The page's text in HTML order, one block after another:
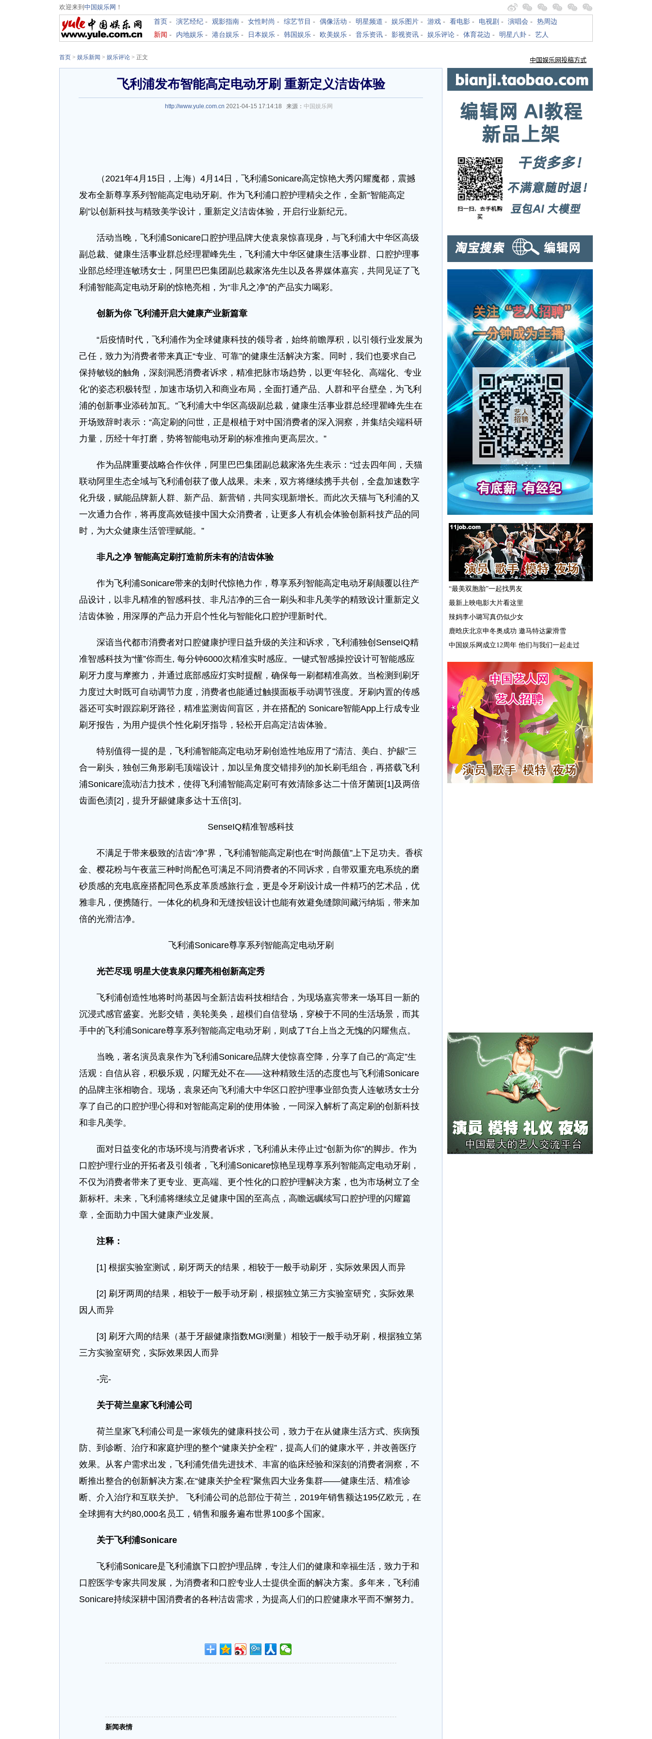
欢迎来到 中国娱乐网 ！
首页 - 演艺经纪 - 观影指南 - 女性时尚 - 综艺节目 - 偶像活动 - 明星频道 - 娱乐图片 - 游戏 - 看电影 - 电视剧 - 演唱会 - 热周边
新闻 - 内地娱乐 - 港台娱乐 - 日本娱乐 - 韩国娱乐 - 欧美娱乐 - 音乐资讯 - 影视资讯 - 娱乐评论 - 体育花边 - 明星八卦 - 艺人
首页 > 娱乐新闻 > 娱乐评论 > 正文
飞利浦发布智能高定电动牙刷 重新定义洁齿体验
http://www.yule.com.cn 2021-04-15 17:14:18 来源： 中国娱乐网
（2021年4月15日，上海）4月14日，飞利浦Sonicare高定惊艳大秀闪耀魔都，震撼
发布全新尊享系列智能高定电动牙刷。作为飞利浦口腔护理精尖之作，全新“智能高定
刷”以创新科技与精致美学设计，重新定义洁齿体验，开启行业新纪元。
活动当晚，飞利浦Sonicare口腔护理品牌大使袁泉惊喜现身，与飞利浦大中华区高级
副总裁、健康生活事业群总经理瞿峰先生，飞利浦大中华区健康生活事业群、口腔护理事
业部总经理连敏琇女士，阿里巴巴集团副总裁家洛先生以及各界媒体嘉宾，共同见证了飞
利浦智能高定电动牙刷的惊艳亮相，为“非凡之净”的产品实力喝彩。
创新为你 飞利浦开启大健康产业新篇章
“后疫情时代，飞利浦作为全球健康科技的领导者，始终前瞻厚积，以引领行业发展为
己任，致力为消费者带来真正“专业、可靠”的健康生活解决方案。同时，我们也要求自己
保持敏锐的触角，深刻洞悉消费者诉求，精准把脉市场趋势，以更‘年轻化、高端化、专业
化’的姿态积极转型，加速市场切入和商业布局，全面打通产品、人群和平台壁垒，为飞利
浦的创新事业添砖加瓦。”飞利浦大中华区高级副总裁，健康生活事业群总经理瞿峰先生在
开场致辞时表示：“高定刷的问世，正是根植于对中国消费者的深入洞察，并集结尖端科研
力量，历经十年打磨，势将智能电动牙刷的标准推向更高层次。”
作为品牌重要战略合作伙伴，阿里巴巴集团副总裁家洛先生表示：“过去四年间，天猫
联动阿里生态全域与飞利浦创获了傲人战果。未来，双方将继续携手共创，全盘加速数字
化升级，赋能品牌新人群、新产品、新营销，共同实现新增长。而此次天猫与飞利浦的又
一次通力合作，将再度高效链接中国大众消费者，让更多人有机会体验创新科技产品的同
时，为大众健康生活管理赋能。”
非凡之净 智能高定刷打造前所未有的洁齿体验
作为飞利浦Sonicare带来的划时代惊艳力作，尊享系列智能高定电动牙刷颠覆以往产
品设计，以非凡精准的智感科技、非凡洁净的三合一刷头和非凡美学的精致设计重新定义
洁齿体验，用深厚的产品力开启个性化与智能化口腔护理新时代。
深谙当代都市消费者对口腔健康护理日益升级的关注和诉求，飞利浦独创SenseIQ精
准智感科技为“懂”你而生, 每分钟6000次精准实时感应。一键式智感操控设计可智能感应
刷牙力度与摩擦力，并通过底部感应灯实时提醒，确保每一刷都精准高效。当检测到刷牙
力度过大时既可自动调节力度，消费者也能通过触摸面板手动调节强度。牙刷内置的传感
器还可实时跟踪刷牙路径，精准监测齿间盲区，并在搭配的 Sonicare智能App上行成专业
刷牙报告，为用户提供个性化刷牙指导，轻松开启高定洁齿体验。
特别值得一提的是，飞利浦智能高定电动牙刷创造性地应用了“清洁、美白、护龈”三
合一刷头，独创三角形刷毛顶端设计，加以呈角度交错排列的加长刷毛组合，再搭载飞利
浦Sonicare流动洁力技术，使得飞利浦智能高定刷可有效清除多达二十倍牙菌斑[1]及两倍
齿面色渍[2]，提升牙龈健康多达十五倍[3]。
SenseIQ精准智感科技
不满足于带来极致的洁齿“净”界，飞利浦智能高定刷也在“时尚颜值”上下足功夫。香槟
金、樱花粉与午夜蓝三种时尚配色可满足不同消费者的不同诉求，自带双重充电系统的磨
砂质感的充电底座搭配同色系皮革质感旅行盒，更是令牙刷设计成一件精巧的艺术品，优
雅非凡，便携随行。一体化的机身和无缝按钮设计也能有效避免缝隙间藏污纳垢，带来加
倍的光滑洁净。
飞利浦Sonicare尊享系列智能高定电动牙刷
光芒尽现 明星大使袁泉闪耀亮相创新高定秀
飞利浦创造性地将时尚基因与全新洁齿科技相结合，为现场嘉宾带来一场耳目一新的
沉浸式感官盛宴。光影交错，美轮美奂，超模们自信登场，穿梭于不同的生活场景，而其
手中的飞利浦Sonicare尊享系列智能高定电动牙刷，则成了T台上当之无愧的闪耀焦点。
当晚，著名演员袁泉作为飞利浦Sonicare品牌大使惊喜空降，分享了自己的“高定”生
活观：自信从容，积极乐观，闪耀无处不在——这种精致生活的态度也与飞利浦Sonicare
的品牌主张相吻合。现场，袁泉还向飞利浦大中华区口腔护理事业部负责人连敏琇女士分
享了自己的口腔护理心得和对智能高定刷的使用体验，一同深入解析了高定刷的创新科技
和非凡美学。
面对日益变化的市场环境与消费者诉求，飞利浦从未停止过“创新为你”的脚步。作为
口腔护理行业的开拓者及引领者，飞利浦Sonicare惊艳呈现尊享系列智能高定电动牙刷，
不仅为消费者带来了更专业、更高端、更个性化的口腔护理解决方案，也为市场树立了全
新标杆。未来，飞利浦将继续立足健康中国的至高点，高瞻远瞩续写口腔护理的闪耀篇
章，全面助力中国大健康产业发展。
注释：
[1] 根据实验室测试，刷牙两天的结果，相较于一般手动刷牙，实际效果因人而异
[2] 刷牙两周的结果，相较于一般手动牙刷，根据独立第三方实验室研究，实际效果
因人而异
[3] 刷牙六周的结果（基于牙龈健康指数MGI测量）相较于一般手动牙刷，根据独立第
三方实验室研究，实际效果因人而异
-完-
关于荷兰皇家飞利浦公司
荷兰皇家飞利浦公司是一家领先的健康科技公司，致力于在从健康生活方式、疾病预
防、到诊断、治疗和家庭护理的整个“健康关护全程”，提高人们的健康水平，并改善医疗
效果。从客户需求出发，飞利浦凭借先进技术、丰富的临床经验和深刻的消费者洞察，不
断推出整合的创新解决方案,在“健康关护全程”聚焦四大业务集群——健康生活、精准诊
断、介入治疗和互联关护。 飞利浦公司的总部位于荷兰，2019年销售额达195亿欧元，在
全球拥有大约80,000名员工，销售和服务遍布世界100多个国家。
关于飞利浦Sonicare
飞利浦Sonicare是飞利浦旗下口腔护理品牌，专注人们的健康和幸福生活，致力于和
口腔医学专家共同发展，为消费者和口腔专业人士提供全面的解决方案。多年来，飞利浦
Sonicare持续深耕中国消费者的各种洁齿需求，为提高人们的口腔健康水平而不懈努力。
新闻表情